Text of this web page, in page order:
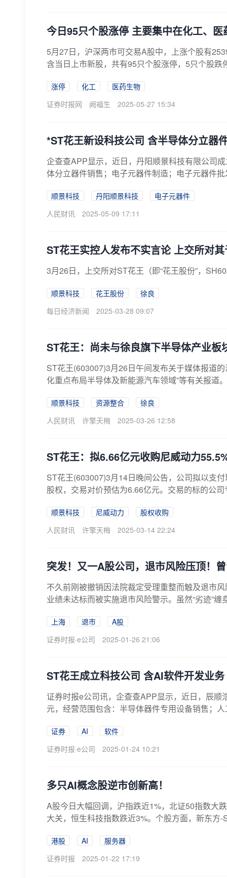
今日95只个股涨停 主要集中在化工、医
5月27日，沪深两市可交易A股中，上涨个股有
含当日上市新股，共有95只个股涨停，5只个股跌
涨停 化工
医药生物
证券时报网
阙福生 2025-05-27 15:34
*ST花王新设科技公司 含半导体分立器
企查查APP显示，近日，丹阳顺景科技有限公司
体分立器件销售；电子元器件制造；电子元器件
顺景科技 丹阳顺景科技
电子元器件
人民财讯
2025-05-09 17:11
ST花王实控人发布不实言论 上交所对
​3月26日，上交所对ST花王（即“花王股份”，
顺景科技 花王股份
徐良
每日经济新闻
2025-03-28 09:07
ST花王：尚未与徐良旗下半导体产业板
ST花王(603007)3月26日午间发布关于媒体报道
化重点布局半导体及新能源汽车领域”等有关报道
顺景科技 资源整合
徐良
人民财讯
许擎天梅 2025-03-26 12:58
ST花王：拟6.66亿元收购尼威动力
ST花王(603007)3月14日晚间公告，公司拟以支
股权，交易对价预估为6.66亿元。交易的标的公
顺景科技 尼威动力
股权收购
人民财讯
许擎天梅 2025-03-14 22:24
突发！又一A股公司，退市风险压顶！
不久前刚被撤销因法院裁定受理重整而触及退市
业绩未达标而被实施退市风险警示。虽然“劣迹”
上海 退市
A股
证券时报·e公司
2025-01-26 21:06
ST花王成立科技公司 含AI软件开发业务
证券时报e公司讯，企查查APP显示，近日，辰
元，经营范围包含：半导体器件专用设备销售；
证券 AI
软件
证券时报·e公司
2025-01-24 10:21
多只AI概念股逆市创新高！
A股今日大幅回调，沪指跌近1%，北证50指数大
大关，恒生科技指数跌近3%。个股方面，新东方
港股 AI
服务器
证券时报
2025-01-22 17:19